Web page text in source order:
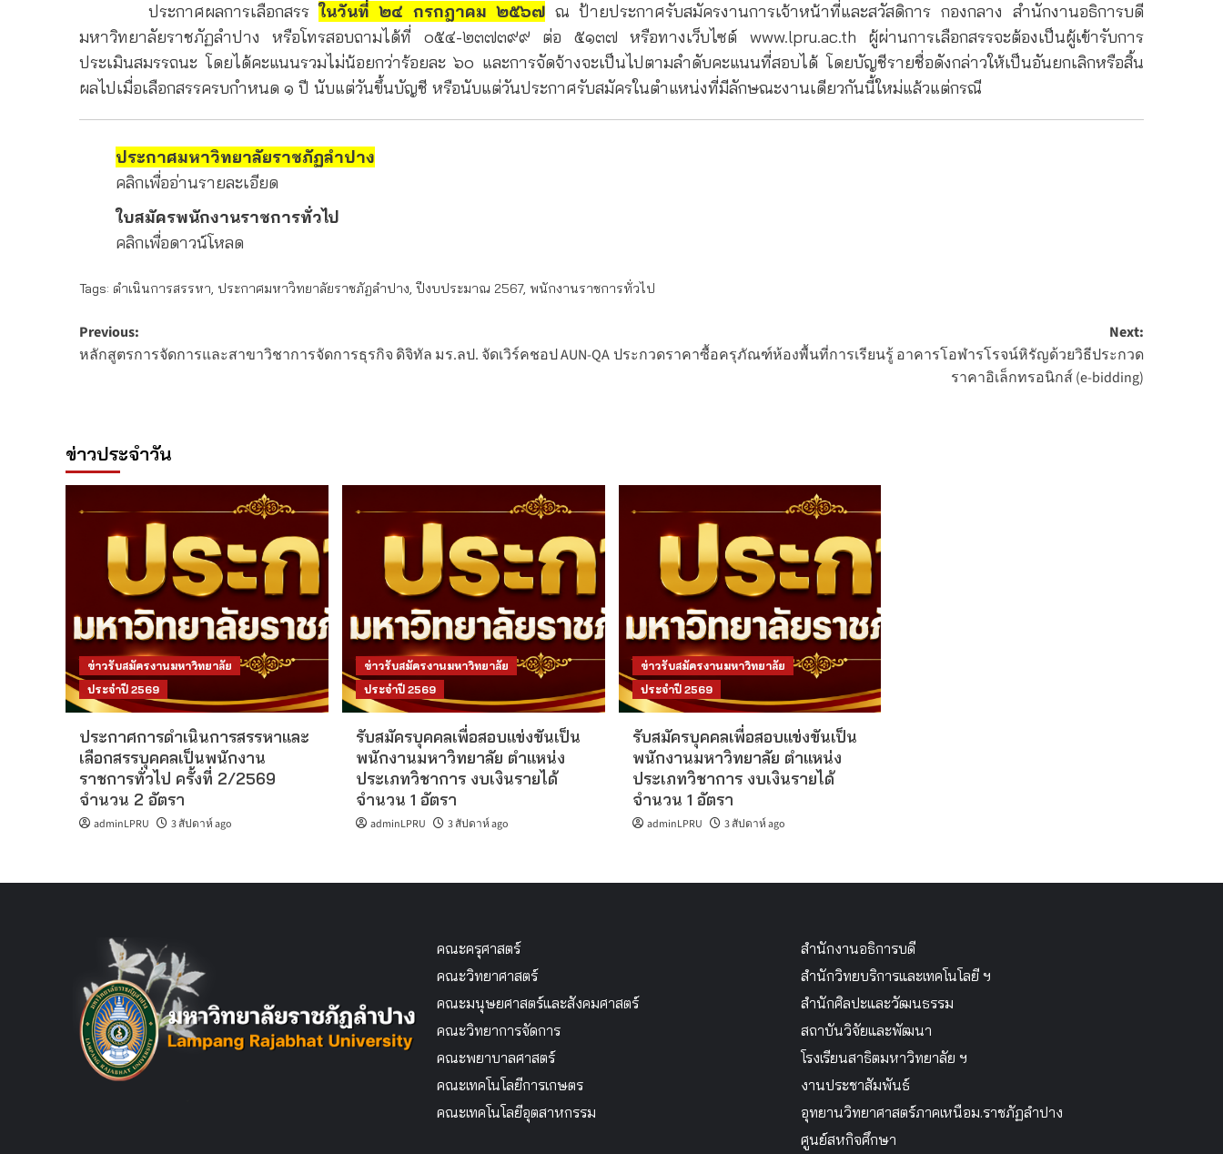
ประกาศผลการเลือกสรรในวันที่ ๒๔ กรกฎาคม ๒๕๖๗ณ ป้ายประกาศรับสมัครงานการเจ้าหน้าที่และสวัสดิการ กองกลาง สำนักงานอธิการบดี
มหาวิทยาลัยราชภัฏลำปาง หรือโทรสอบถามได้ที่ ๐๕๔-๒๓๗๓๙๙ ต่อ ๕๑๓๗ หรือทางเว็บไซต์ www.lpru.ac.th ผู้ผ่านการเลือกสรรจะต้องเป็นผู้เข้ารับการ
ประเมินสมรรถนะ โดยได้คะแนนรวมไม่น้อยกว่าร้อยละ ๖๐ และการจัดจ้างจะเป็นไปตามลำดับคะแนนที่สอบได้ โดยบัญชีรายชื่อดังกล่าวให้เป็นอันยกเลิกหรือสิ้น
ผลไปเมื่อเลือกสรรครบกำหนด ๑ ปี นับแต่วันขึ้นบัญชี หรือนับแต่วันประกาศรับสมัครในตำแหน่งที่มีลักษณะงานเดียวกันนี้ใหม่แล้วแต่กรณี
ประกาศมหาวิทยาลัยราชภัฏลำปาง
คลิกเพื่ออ่านรายละเอียด
ใบสมัครพนักงานราชการทั่วไป
คลิกเพื่อดาวน์โหลด
Tags: ดำเนินการสรรหา, ประกาศมหาวิทยาลัยราชภัฏลำปาง, ปีงบประมาณ 2567, พนักงานราชการทั่วไป
Post
navigation
Previous:
หลักสูตรการจัดการและสาขาวิชาการจัดการธุรกิจ ดิจิทัล มร.ลป. จัดเวิร์คชอป AUN-QA
Next:
ประกวดราคาซื้อครุภัณฑ์ห้องพื้นที่การเรียนรู้ อาคารโอฬารโรจน์หิรัญด้วยวิธีประกวด
ราคาอิเล็กทรอนิกส์ (e-bidding)
ข่าวประจำวัน
ข่าวรับสมัครงานมหาวิทยาลัย
ประจำปี 2569
ประกาศการดำเนินการสรรหาและ
เลือกสรรบุคคลเป็นพนักงาน
ราชการทั่วไป ครั้งที่ 2/2569
จำนวน 2 อัตรา
adminLPRU 3 สัปดาห์ ago
ข่าวรับสมัครงานมหาวิทยาลัย
ประจำปี 2569
รับสมัครบุคคลเพื่อสอบแข่งขันเป็น
พนักงานมหาวิทยาลัย ตำแหน่ง
ประเภทวิชาการ งบเงินรายได้
จำนวน 1 อัตรา
adminLPRU 3 สัปดาห์ ago
ข่าวรับสมัครงานมหาวิทยาลัย
ประจำปี 2569
รับสมัครบุคคลเพื่อสอบแข่งขันเป็น
พนักงานมหาวิทยาลัย ตำแหน่ง
ประเภทวิชาการ งบเงินรายได้
จำนวน 1 อัตรา
adminLPRU 3 สัปดาห์ ago
คณะครุศาสตร์
คณะวิทยาศาสตร์
คณะมนุษยศาสตร์และสังคมศาสตร์
คณะวิทยาการจัดการ
คณะพยาบาลศาสตร์
คณะเทคโนโลยีการเกษตร
คณะเทคโนโลยีอุตสาหกรรม
สำนักงานอธิการบดี
สำนักวิทยบริการและเทคโนโลยี ฯ
สำนักศิลปะและวัฒนธรรม
สถาบันวิจัยและพัฒนา
โรงเรียนสาธิตมหาวิทยาลัย ฯ
งานประชาสัมพันธ์
อุทยานวิทยาศาสตร์ภาคเหนือม.ราชภัฏลำปาง
ศูนย์สหกิจศึกษา